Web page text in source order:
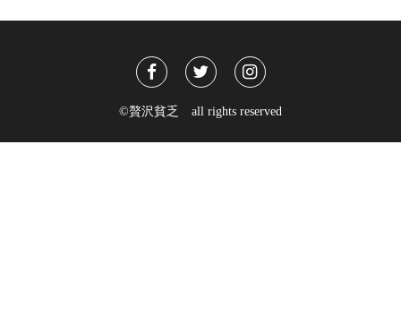
©贅沢貧乏 all rights reserved